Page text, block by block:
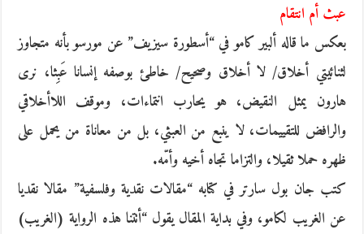
عبث أم انتقام
بعكس ما قاله ألبير كامو في “أسطورة سيزيف” عن مورسو بأنه متجاوز
لثنائيتي أخلاق/ لا أخلاق وصحيح/ خاطئ بوصفه إنسانا عَبِثا، نرى
هارون يمثل النقيض، هو يحارب انتماءات، وموقف اللاأخلاقي
والرافض للتقييمات، لا ينبع من العبثي، بل من معاناة من يحمل على
ظهره حملا ثقيلا، والتزاما تجاه أخيه وأمّه.
كتب جان بول سارتر في كتابه “مقالات نقدية وفلسفية” مقالا نقديا
عن الغريب لكامو، وفي بداية المقال يقول “أتتنا هذه الرواية (الغريب)